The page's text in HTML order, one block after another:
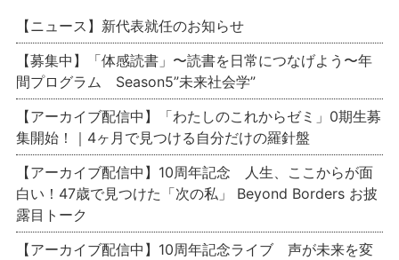
【ニュース】新代表就任のお知らせ
【募集中】「体感読書」〜読書を日常につなげよう〜年
間プログラム Season5”未来社会学”
【アーカイブ配信中】「わたしのこれからゼミ」0期生募
集開始！｜4ヶ月で見つける自分だけの羅針盤
【アーカイブ配信中】10周年記念 人生、ここからが面
白い！47歳で見つけた「次の私」 Beyond Borders お披
露目トーク
【アーカイブ配信中】10周年記念ライブ 声が未来を変